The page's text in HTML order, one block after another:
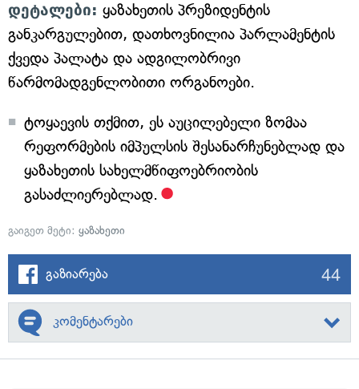
დეტალები: ყაზახეთის პრეზიდენტის
განკარგულებით, დათხოვნილია პარლამენტის
ქვედა პალატა და ადგილობრივი
წარმომადგენლობითი ორგანოები.
ტოყაევის თქმით, ეს აუცილებელი ზომაა
რეფორმების იმპულსის შესანარჩუნებლად და
ყაზახეთის სახელმწიფოებრიობის
გასაძლიერებლად.
გაიგეთ მეტი: ყაზახეთი
გაზიარება 44
კომენტარები